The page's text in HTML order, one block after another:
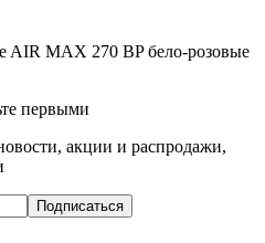
AIR MAX 270 BP бело-розовые
первыми
акции и распродажи,
Подписаться